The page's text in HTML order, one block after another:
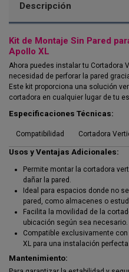
Descripción
Kit de Montaje Sin Pared
Apollo XL
Ahora puedes instalar tu Cortadora
necesidad de perforar la pared
Este kit proporciona una solución
cortadora en cualquier lugar de tu
Especificaciones Técnicas:
Compatibilidad Cortadora
Usos y Ventajas Adicionales:
Permite montar la cortadora
dañar la pared.
Ideal para espacios donde no
pared, como almacenes o
Facilita la movilidad de la
ubicación según sea necesario.
Compatible exclusivamente
XL para una instalación perfecta.
Mantenimiento: